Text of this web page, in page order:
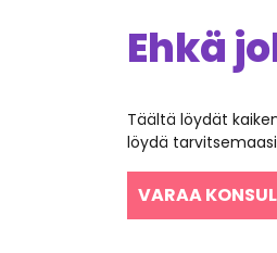
Ehkä
Täältä löydät
löydä
VARAA